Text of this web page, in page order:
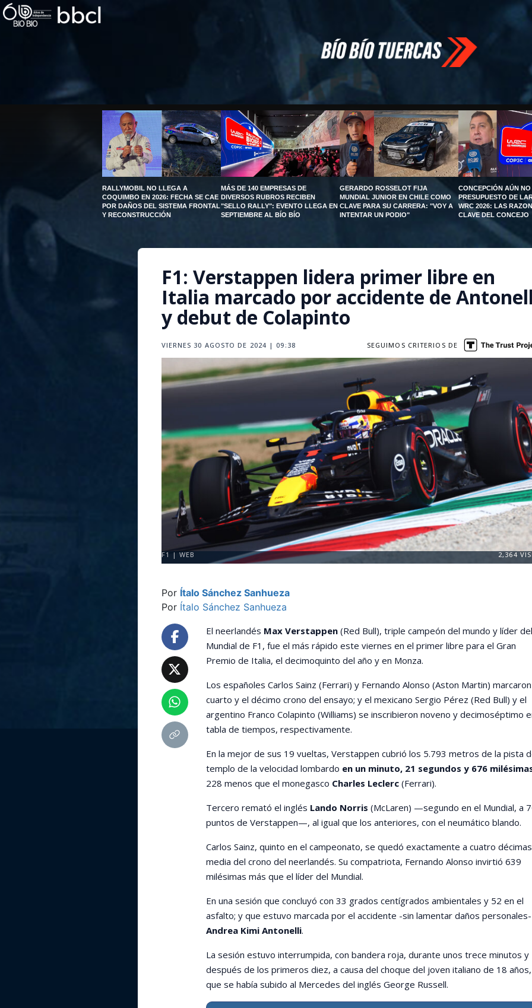
RALLYMOBIL NO LLEGA A
COQUIMBO EN 2026: FECHA SE CAE
POR DAÑOS DEL SISTEMA FRONTAL
Y RECONSTRUCCIÓN
MÁS DE 140 EMPRESAS DE
DIVERSOS RUBROS RECIBEN
"SELLO RALLY": EVENTO LLEGA EN
SEPTIEMBRE AL BÍO BÍO
GERARDO ROSSELOT FIJA
MUNDIAL JUNIOR EN CHILE COMO
CLAVE PARA SU CARRERA: "VOY A
INTENTAR UN PODIO"
CONCEPCIÓN AÚN
PRESUPUESTO DE
WRC 2026: LAS
CLAVE DEL CONCEJO
F1: Verstappen lidera primer libre en
Italia marcado por accidente de
y debut de Colapinto
VIERNES 30 AGOSTO DE 2024 | 09:38 SEGUIMOS CRITERIOS DE
F1 | WEB 2,364
Por Ítalo Sánchez Sanhueza
Por Ítalo Sánchez Sanhueza
El neerlandés Max Verstappen(Red Bull), triple campeón del mundo y líder del
Mundial de F1, fue el más rápido este viernes en el primer libre para el Gran
Premio de Italia, el decimoquinto del año y en Monza.
Los españoles Carlos Sainz (Ferrari) y Fernando Alonso (Aston Martin)
cuarto y el décimo crono del ensayo; y el mexicano Sergio Pérez (Red Bull) y el
argentino Franco Colapinto (Williams) se inscribieron noveno y decimoséptimo
tabla de tiempos, respectivamente.
En la mejor de sus 19 vueltas, Verstappen cubrió los 5.793 metros de la pista
templo de la velocidad lombardo en un minuto, 21 segundos y 676
228 menos que el monegasco Charles Leclerc(Ferrari).
Tercero remató el inglés Lando Norris (McLaren) —segundo en el Mundial, a
puntos de Verstappen—, al igual que los anteriores, con el neumático blando.
Carlos Sainz, quinto en el campeonato, se quedó exactamente a cuatro
media del crono del neerlandés. Su compatriota, Fernando Alonso invirtió 639
milésimas más que el líder del Mundial.
En una sesión que concluyó con 33 grados centígrados ambientales y 52 en el
asfalto; y que estuvo marcada por el accidente -sin lamentar daños
Andrea Kimi Antonelli.
La sesión estuvo interrumpida, con bandera roja, durante unos trece minutos y
después de los primeros diez, a causa del choque del joven italiano de 18 años,
que se había subido al Mercedes del inglés George Russell.